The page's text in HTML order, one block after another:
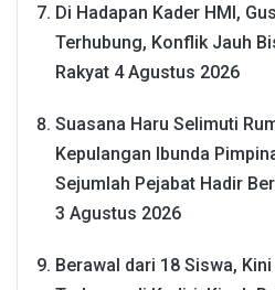
Di Hadapan Kader HMI,
Terhubung, Konflik Jauh
Rakyat 4 Agustus 2026
Suasana Haru Selimuti
Kepulangan Ibunda
Sejumlah Pejabat Hadir
3 Agustus 2026
Berawal dari 18 Siswa,